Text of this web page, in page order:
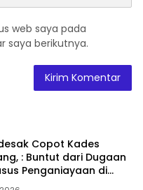
web saya pada
saya berikutnya.
Copot Kades
: Buntut dari Dugaan
Penganiayaan di